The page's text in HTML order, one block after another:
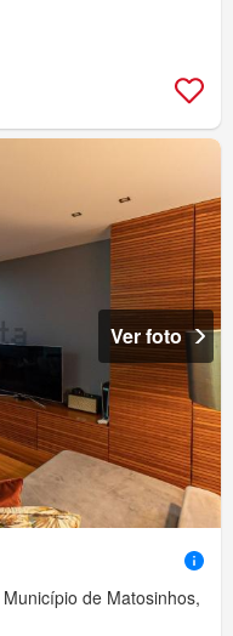
Ver foto
de Matosinhos,